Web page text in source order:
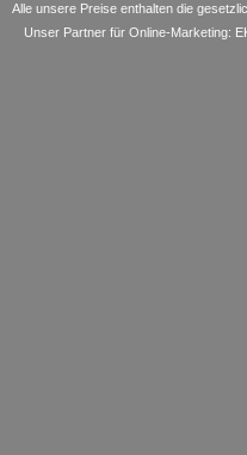
Alle unsere Preise enthalten die
Unser Partner für Online-Marketing: